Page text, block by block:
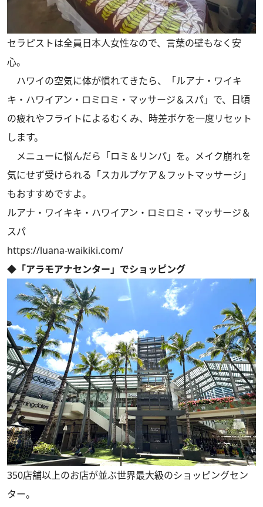
セラピストは全員日本人女性なので、言葉の壁もなく安
心。
ハワイの空気に体が慣れてきたら、「ルアナ・ワイキ
キ・ハワイアン・ロミロミ・マッサージ＆スパ」で、日頃
の疲れやフライトによるむくみ、時差ボケを一度リセット
します。
メニューに悩んだら「ロミ＆リンパ」を。メイク崩れを
気にせず受けられる「スカルプケア＆フットマッサージ」
もおすすめですよ。
ルアナ・ワイキキ・ハワイアン・ロミロミ・マッサージ＆
スパ
https://luana-waikiki.com/
◆「アラモアナセンター」でショッピング
350店舗以上のお店が並ぶ世界最大級のショッピングセン
ター。